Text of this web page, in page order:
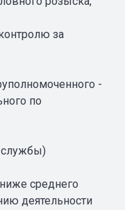
за
-
по
службы)
среднего
деятельности